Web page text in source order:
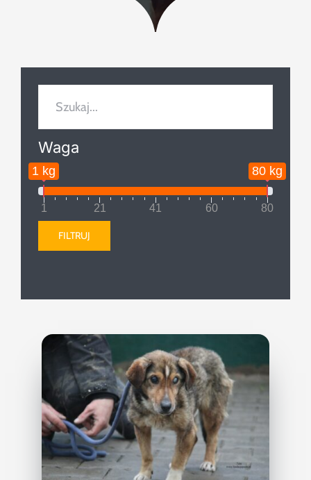
Waga
1 kg 80 kg
1 21 41 60 80
FILTRUJ